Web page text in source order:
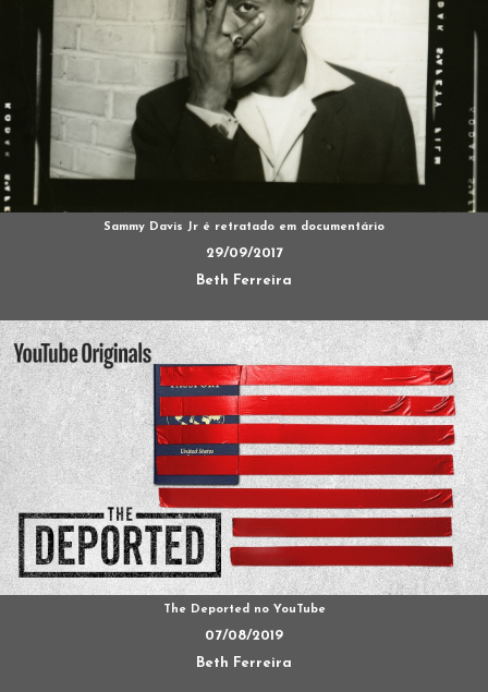
Sammy Davis Jr é retratado em documentário
29/09/2017
Beth Ferreira
The Deported no YouTube
07/08/2019
Beth Ferreira